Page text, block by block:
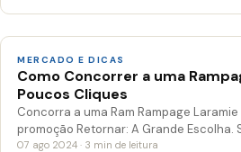
MERCADO E DICAS
Como Concorrer a uma
Poucos Cliques
Concorra a uma Ram Rampage
promoção Retornar: A Grande Escolha.
07 ago 2024 · 3 min de leitura